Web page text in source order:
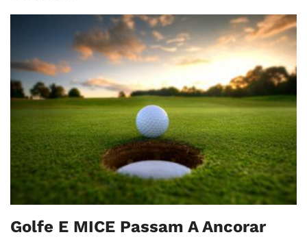
Golfe E MICE Passam A Ancorar